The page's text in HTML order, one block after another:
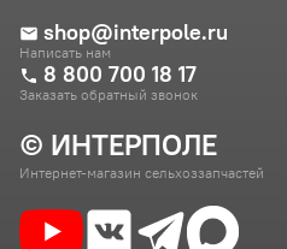
© ИНТЕРПОЛЕ
Интернет-магазин сельхоззапчастей
shop@interpole.ru
Написать нам
8 800 700 18 17
Заказать обратный звонок